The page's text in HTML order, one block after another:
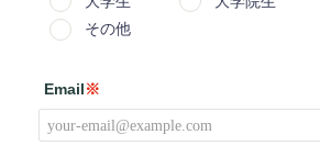
その他
Email※